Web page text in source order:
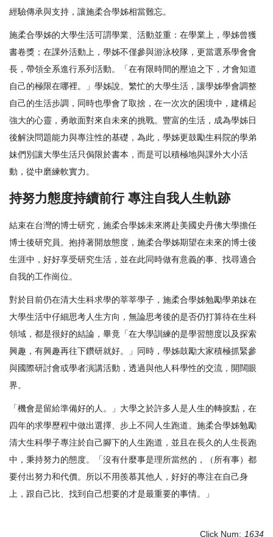
經驗傳承與支持，讓施柔合學姊相當難忘。
施柔合學姊的大學生活可謂學業、活動並重：在學業上，學姊曾獲
書卷獎；在課外活動上，學姊不僅參與游泳校隊，更當選系學會會
長，帶領全系進行系列活動。「在有限時間的壓迫之下，才會知道
自己的極限在哪裡。」學姊說。繁忙的大學生活，讓學姊學會調整
自己的生活步調，同時也學會了取捨，在一次次的困境中，建構起
強大的心靈，勇敢面對來自未來的挑戰。豐富的生活，成為學姊日
後解決問題能力與專注性的基礎，為此，學姊更鼓勵生科院的學弟
妹們別讓大學生活只侷限於書本，而是可以積極地與課外大小活
動，從中磨練軟實力。
持努力態度持續前行 專注自我人生軌跡
結束在台灣的博士研究，施柔合學姊未來將赴美國史丹佛大學擔任
博士後研究員。抱持著開放態度，施柔合學姊期望在未來的博士後
生涯中，好好享受研究生活，並在此同時做有意義的事、找尋適合
自我的工作崗位。
對於目前仍在清大生科求學的莘莘學子，施柔合學姊勉勵學弟妹在
大學生活中仔細思考人生方向，無論思考後的是否仍打算待在生科
領域，都是很好的結論，畢竟「在大學訓練的是學習態度以及探索
興趣，有興趣再往下鑽研就好。」同時，學姊鼓勵大家積極抓緊參
與國際研討會或學者演講活動，透過與他人科學性的交流，開闊眼
界。
「機會是留給準備好的人。」大學之於許多人是人生的轉捩點，在
四年的求學歷程中做出選擇、步上不同人生跑道。施柔合學姊勉勵
清大生科學子專注於自己腳下的人生跑道，並且在長久的人生長跑
中，秉持努力的態度。「沒有什麼事是理所當然的，（所有事）都
要付出努力和代價。所以不用羨慕其他人，好好的專注在自己身
上，跟自己比、找到自己想要的才是最重要的事情。」
Click Num: 1634